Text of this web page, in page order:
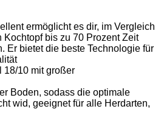
ermöglicht es dir, im Vergleich
bis zu 70 Prozent Zeit
Er bietet die beste Technologie für
18/10 mit großer
Boden, sodass die optimale
wid, geeignet für alle Herdarten,